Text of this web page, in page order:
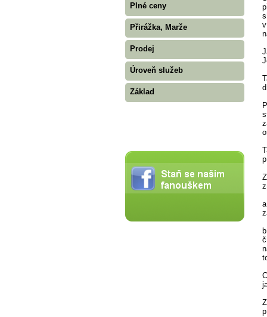
Plné ceny
Přirážka, Marže
Prodej
Úroveň služeb
Základ